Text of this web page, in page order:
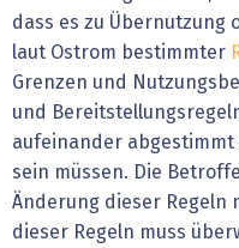
dass es zu Übernutzung
laut Ostrom bestimmter
Grenzen und
und
aufeinander
sein müssen. Die
Änderung dieser Regeln
dieser Regeln muss